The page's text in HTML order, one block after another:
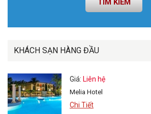
TÌM KIẾM
KHÁCH SẠN HÀNG ĐẦU
Giá: Liên hệ
Melia Hotel
Chi Tiết